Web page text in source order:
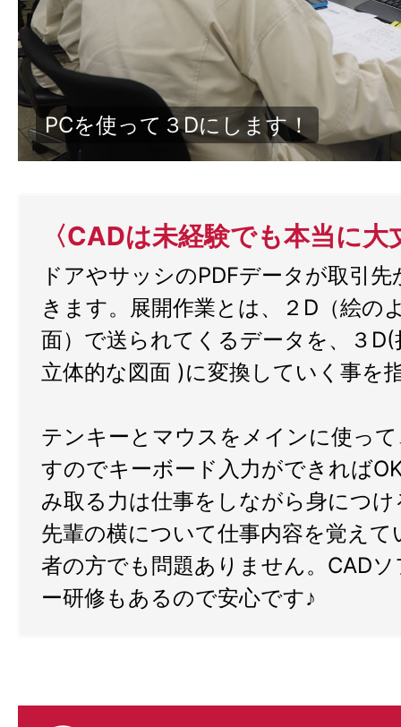
協力しながら業務を行います♪
〈CADは未経験でも本当に大
ドアやサッシのPDFデータが取引
きます。展開作業とは、２D（絵の
面）で送られてくるデータを、３
立体的な図面 )に変換していく事を
テンキーとマウスをメインに使っ
すのでキーボード入力ができれば
み取る力は仕事をしながら身につ
先輩の横について仕事内容を覚えて
者の方でも問題ありません。CAD
ー研修もあるので安心です♪